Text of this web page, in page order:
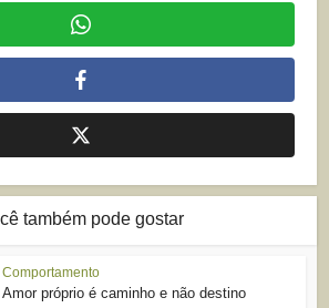
também pode gostar
Comportamento
Amor próprio é caminho e não destino